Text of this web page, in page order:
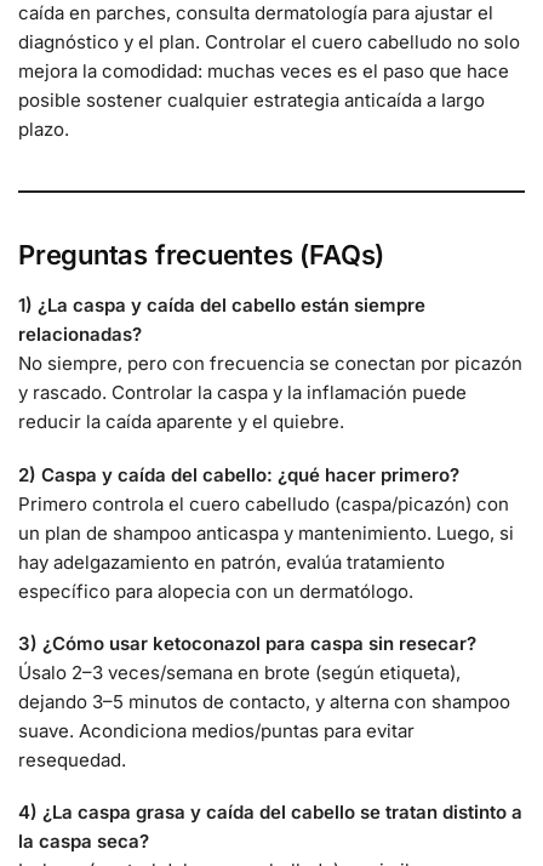
caída en parches, consulta dermatología para ajustar el
diagnóstico y el plan. Controlar el cuero cabelludo no solo
mejora la comodidad: muchas veces es el paso que hace
posible sostener cualquier estrategia anticaída a largo
plazo.
Preguntas frecuentes (FAQs)
1) ¿La caspa y caída del cabello están siempre
relacionadas?
No siempre, pero con frecuencia se conectan por picazón
y rascado. Controlar la caspa y la inflamación puede
reducir la caída aparente y el quiebre.
2) Caspa y caída del cabello: ¿qué hacer primero?
Primero controla el cuero cabelludo (caspa/picazón) con
un plan de shampoo anticaspa y mantenimiento. Luego, si
hay adelgazamiento en patrón, evalúa tratamiento
específico para alopecia con un dermatólogo.
3) ¿Cómo usar ketoconazol para caspa sin resecar?
Úsalo 2–3 veces/semana en brote (según etiqueta),
dejando 3–5 minutos de contacto, y alterna con shampoo
suave. Acondiciona medios/puntas para evitar
resequedad.
4) ¿La caspa grasa y caída del cabello se tratan distinto a
la caspa seca?